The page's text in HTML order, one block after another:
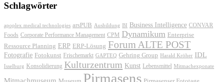
Schlagwörter
apoplex medical technologies arsPUB Ausbildung BI Business Intelligence CONVAR
Foods Corporate Performance Management CPM Dynamikum Enterprise
Ressource Planning ERP ERP-Lösung Forum ALTE POST
Fotografie Fotokunst Frischemarkt GAPTEQ Gehring Group Harald Kröher IDL
Isselburg Konsolidierung Kulturzentrum Kunst Lebensmittel Mitmachexponate
Mitmachmuseum Pirmasens